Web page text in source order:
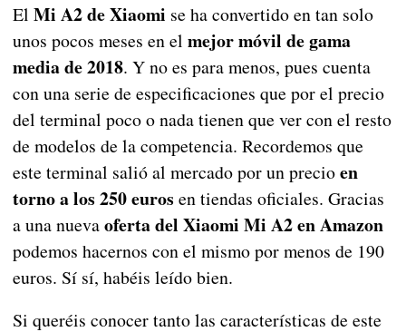
El Mi A2 de Xiaomi se ha convertido en tan solo
unos pocos meses en el mejor móvil de gama
media de 2018. Y no es para menos, pues cuenta
con una serie de especificaciones que por el precio
del terminal poco o nada tienen que ver con el resto
de modelos de la competencia. Recordemos que
este terminal salió al mercado por un precioen
torno a los 250 euros en tiendas oficiales. Gracias
a una nuevaoferta del Xiaomi Mi A2 en Amazon
podemos hacernos con el mismo por menos de 190
euros. Sí sí, habéis leído bien.
Si queréis conocer tanto las características de este